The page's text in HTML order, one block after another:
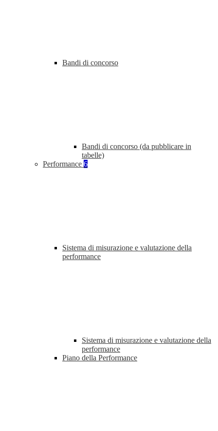
Bandi di concorso
Bandi di concorso (da pubblicare in
tabelle)
Performance 6
Sistema di misurazione e valutazione della
performance
Sistema di misurazione e valutazione della
performance
Piano della Performance